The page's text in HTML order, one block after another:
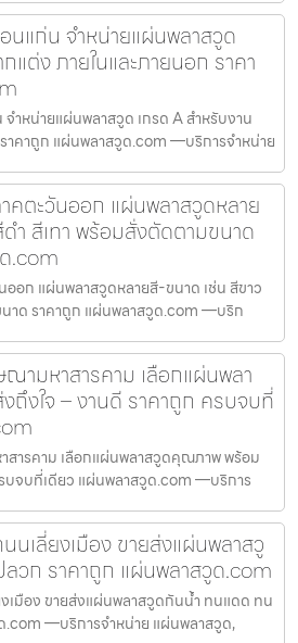
นแก่น จำหน่ายแผ่นพลาสวูด
แต่ง ภายในและภายนอก ราคา
ำหน่ายแผ่นพลาสวูด เกรด A สำหรับงาน
าคาถูก แผ่นพลาสวูด.com —บริการจำหน่าย
ตะวันออก แผ่นพลาสวูดหลาย
ำ สีเทา พร้อมสั่งตัดตามขนาด
.com
อก แผ่นพลาสวูดหลายสี-ขนาด เช่น สีขาว
าด ราคาถูก แผ่นพลาสวูด.com —บริก
ามหาสารคาม เลือกแผ่นพลา
งใจ – งานดี ราคาถูก ครบจบที่
สารคาม เลือกแผ่นพลาสวูดคุณภาพ พร้อม
บจบที่เดียว แผ่นพลาสวูด.com —บริการ
เลี่ยงเมือง ขายส่งแผ่นพลาสวู
วก ราคาถูก แผ่นพลาสวูด.com
เมือง ขายส่งแผ่นพลาสวูดกันน้ำ ทนแดด ทน
—บริการจำหน่าย แผ่นพลาสวูด,